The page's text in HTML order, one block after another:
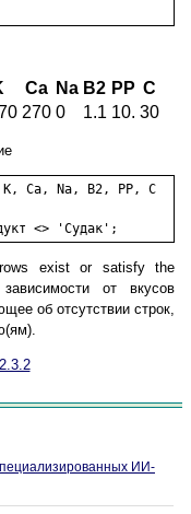
Ca Na B2 PP C
270 0 1.1 10. 30
<> 'Судак';
exist or satisfy the
от вкусов
об отсутствии строк,
2.3.2
ИИ-